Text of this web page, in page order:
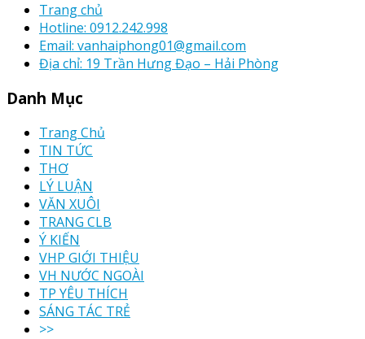
Trang chủ
Hotline: 0912.242.998
Email: vanhaiphong01@gmail.com
Địa chỉ: 19 Trần Hưng Đạo – Hải Phòng
Danh Mục
Trang Chủ
TIN TỨC
THƠ
LÝ LUẬN
VĂN XUÔI
TRANG CLB
Ý KIẾN
VHP GIỚI THIỆU
VH NƯỚC NGOÀI
TP YÊU THÍCH
SÁNG TÁC TRẺ
>>